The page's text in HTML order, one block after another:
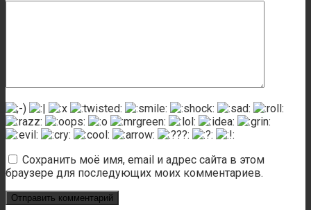
Сохранить моё имя, email и адрес сайта в этом
браузере для последующих моих комментариев.